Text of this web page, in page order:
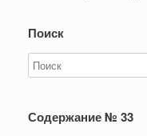
Поиск
Содержание № 33